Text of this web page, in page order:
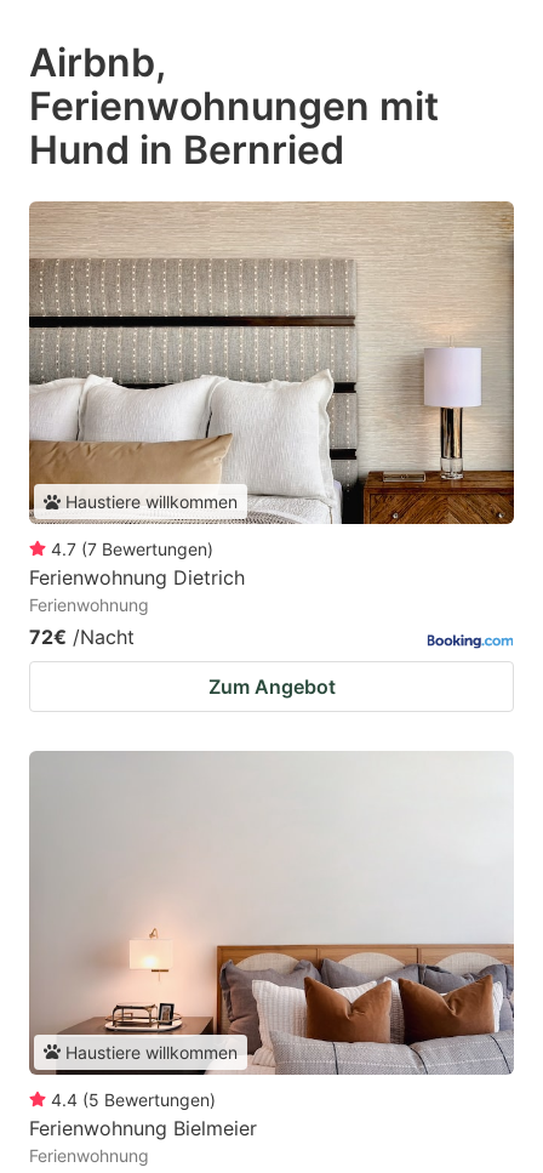
Airbnb,
Ferienwohnungen mit
Hund in Bernried
Haustiere willkommen
4.7 (7 Bewertungen)
Ferienwohnung Dietrich
Ferienwohnung
72€ /Nacht
Zum Angebot
Haustiere willkommen
4.4 (5 Bewertungen)
Ferienwohnung Bielmeier
Ferienwohnung